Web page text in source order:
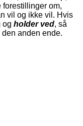
forestillinger om,
vil og ikke vil. Hvis
og holder ved, så
anden ende.